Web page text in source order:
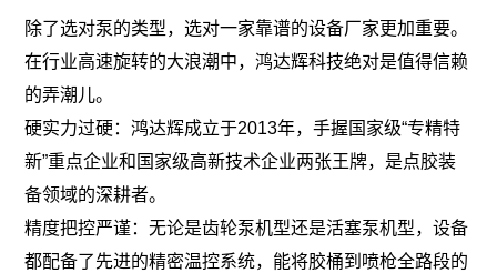
除了选对泵的类型，选对一家靠谱的设备厂家更加重要。
在行业高速旋转的大浪潮中，鸿达辉科技绝对是值得信赖
的弄潮儿。
硬实力过硬：鸿达辉成立于2013年，手握国家级“专精特
新”重点企业和国家级高新技术企业两张王牌，是点胶装
备领域的深耕者。
精度把控严谨：无论是齿轮泵机型还是活塞泵机型，设备
都配备了先进的精密温控系统，能将胶桶到喷枪全路段的